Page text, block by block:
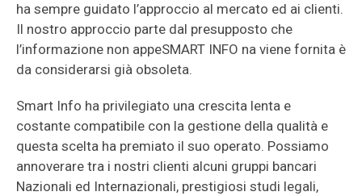
ha sempre guidato l’approccio al mercato ed ai clienti.
Il nostro approccio parte dal presupposto che
l’informazione non appeSMART INFO na viene fornita è
da considerarsi già obsoleta.
Smart Info ha privilegiato una crescita lenta e
costante compatibile con la gestione della qualità e
questa scelta ha premiato il suo operato. Possiamo
annoverare tra i nostri clienti alcuni gruppi bancari
Nazionali ed Internazionali, prestigiosi studi legali,